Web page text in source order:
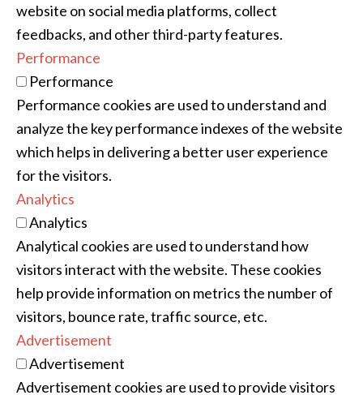
website on social media platforms, collect
feedbacks, and other third-party features.
Performance
Performance
Performance cookies are used to understand and
analyze the key performance indexes of the website
which helps in delivering a better user experience
for the visitors.
Analytics
Analytics
Analytical cookies are used to understand how
visitors interact with the website. These cookies
help provide information on metrics the number of
visitors, bounce rate, traffic source, etc.
Advertisement
Advertisement
Advertisement cookies are used to provide visitors